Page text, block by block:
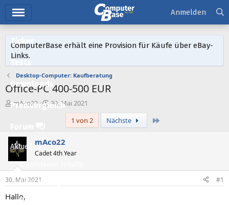
Ticker
Downloads
Preisvergleich
Aktuelles
Neue Beiträge
Neueste Aktivitäten
Anmelden
ComputerBase erhält eine Provision für Käufe über eBay-
Links.
Desktop-Computer: Kaufberatung
Office-PC 400-500 EUR
E
t
e
l
e
mAco22
E
e
l
m
30. Mai 2021
1 von 2
Nächste
mAco22
Cadet 4th Year
30. Mai 2021 #1
Hallo,